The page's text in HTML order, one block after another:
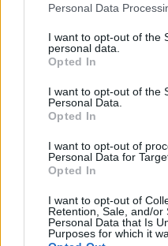
Personal Data
I want to opt-out of the
personal data.
Opted In
I want to opt-out of the
Personal Data.
Opted In
I want to opt-out of
Personal Data for
Opted In
I want to opt-out of
Retention, Sale, and/or
Personal Data that Is
Purposes for which it
Žmonės 2026-05-08